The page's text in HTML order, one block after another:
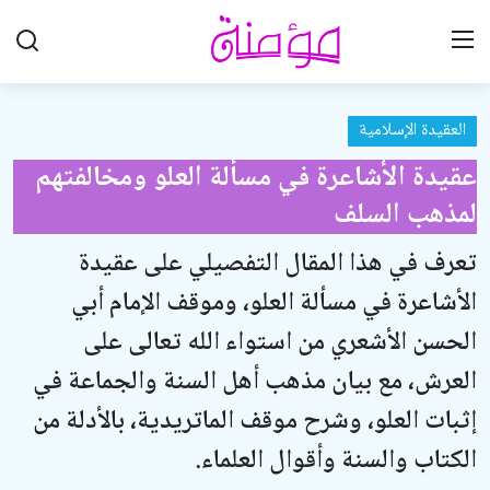
تواصل معنا
تعاون معنا
الرئيسية
العقيدة الإسلامية
علوم القرآن الكريم
الطهارة والعبادات
الخطوبة والزواج والطلاق
اللباس والزينة
العقيدة الإسلامية
عقيدة الأشاعرة في مسألة العلو ومخالفتهم
لمذهب السلف
تعرف في هذا المقال التفصيلي على عقيدة
الأشاعرة في مسألة العلو، وموقف الإمام أبي
الحسن الأشعري من استواء الله تعالى على
العرش، مع بيان مذهب أهل السنة والجماعة في
إثبات العلو، وشرح موقف الماتريدية، بالأدلة من
الكتاب والسنة وأقوال العلماء.